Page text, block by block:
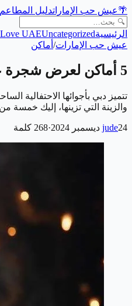
🌴عيش حب الإماراتدليل
الرئيسية UAEUncategorized
عيش حب الإمارات/ أماكن
5 أماكن لعرض شجرة عيد الميلاد في دبي
تتميز دبي بأجوائها الاحتفالية
والزينة التي تزينها، إليك
jude24 ديسمبر 2024 ·
268 كلمة